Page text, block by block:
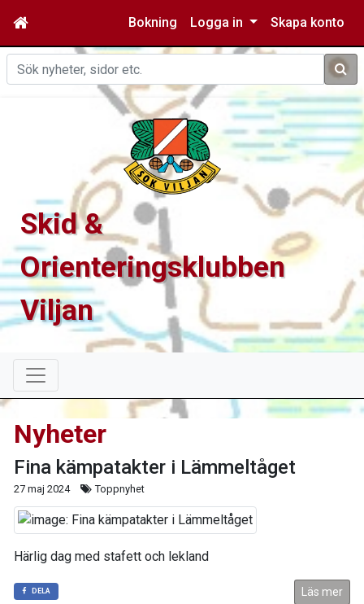
Bokning Logga in Skapa konto
Sök
Skid &
Orienteringsklubben
Viljan
Nyheter
Fina kämpatakter i Lämmeltåget
27 maj 2024 Toppnyhet
Härlig dag med stafett och lekland
DELA Läs mer